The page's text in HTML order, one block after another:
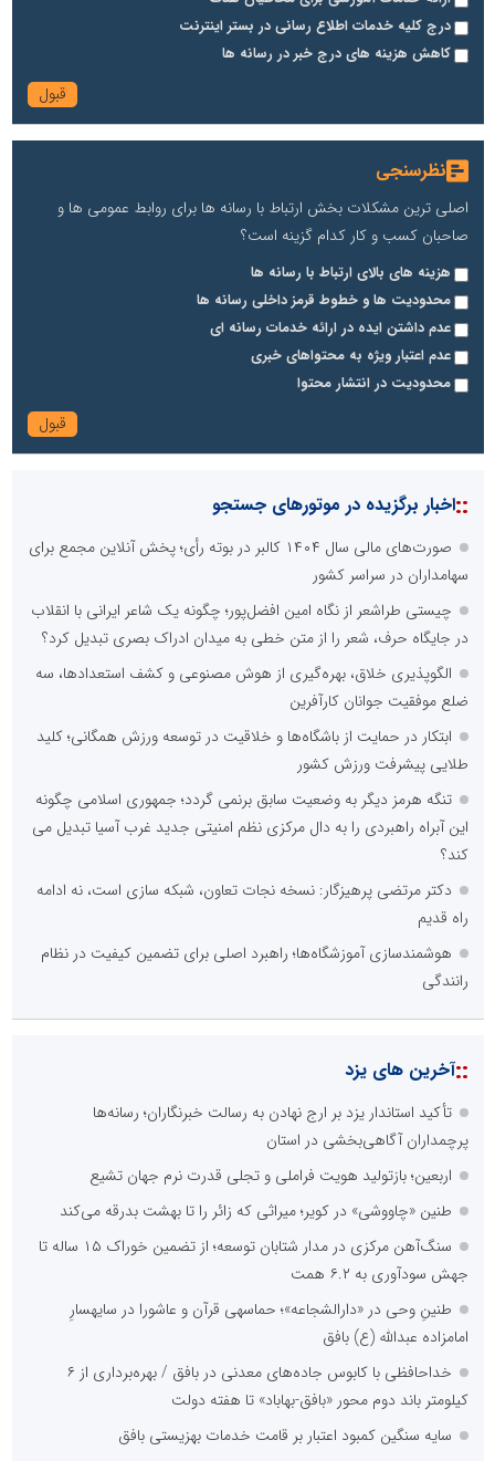
درج کلیه خدمات اطلاع رسانی در بستر اینترنت
کاهش هزینه های درج خبر در رسانه ها
نظرسنجی
اصلی ترین مشکلات بخش ارتباط با رسانه ها برای روابط عمومی ها و
صاحبان کسب و کار کدام گزینه است؟
هزینه های بالای ارتباط با رسانه ها
محدودیت ها و خطوط قرمز داخلی رسانه ها
عدم داشتن ایده در ارائه خدمات رسانه ای
عدم اعتبار ویژه به محتواهای خبری
محدودیت در انتشار محتوا
::اخبار برگزیده در موتورهای جستجو
صورت‌های مالی سال ۱۴۰۴ کالبر در بوته رأی؛ پخش آنلاین مجمع برای
سهامداران در سراسر کشور
چیستی طراشعر از نگاه امین افضل‌پور؛ چگونه یک شاعر ایرانی با انقلاب
در جایگاه حرف، شعر را از متن خطی به میدان ادراک بصری تبدیل کرد؟
الگوپذیری خلاق، بهره‌گیری از هوش مصنوعی و کشف استعدادها، سه
ضلع موفقیت جوانان کارآفرین
ابتکار در حمایت از باشگاه‌ها و خلاقیت در توسعه ورزش همگانی؛ کلید
طلایی پیشرفت ورزش کشور
تنگه هرمز دیگر به وضعیت سابق برنمی گردد؛ جمهوری اسلامی چگونه
این آبراه راهبردی را به دال مرکزی نظم امنیتی جدید غرب آسیا تبدیل می
کند؟
دکتر مرتضی پرهیزگار: نسخه نجات تعاون، شبکه سازی است، نه ادامه
راه قدیم
هوشمندسازی آموزشگاه‌ها؛ راهبرد اصلی برای تضمین کیفیت در نظام
رانندگی
::آخرین های یزد
تأکید استاندار یزد بر ارج نهادن به رسالت خبرنگاران؛ رسانه‌ها
پرچمداران آگاهی‌بخشی در استان
اربعین؛ بازتولید هویت فراملی و تجلی قدرت نرم جهان تشیع
طنین «چاووشی» در کویر؛ میراثی که زائر را تا بهشت بدرقه می‌کند
سنگ‌آهن مرکزی در مدار شتابان توسعه؛ از تضمین خوراک ۱۵ ساله تا
جهش سودآوری به ۶.۲ همت
طنینِ وحی در «دارالشجاعه»؛ حماسهی قرآن و عاشورا در سایهسارِ
امامزاده عبدالله (ع) بافق
خداحافظی با کابوس جاده‌های معدنی در بافق / بهره‌برداری از ۶
کیلومتر باند دوم محور «بافق-بهاباد» تا هفته دولت
سایه سنگین کمبود اعتبار بر قامت خدمات بهزیستی بافق